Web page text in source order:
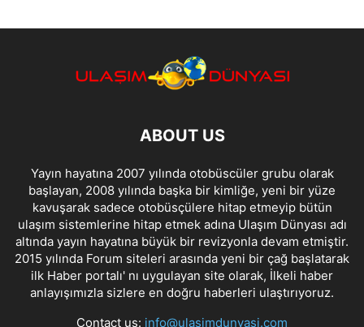
ABOUT US
Yayın hayatına 2007 yılında otobüscüler grubu olarak
başlayan, 2008 yılında başka bir kimliğe, yeni bir yüze
kavuşarak sadece otobüsçülere hitap etmeyip bütün
ulaşım sistemlerine hitap etmek adına Ulaşım Dünyası adı
altında yayın hayatına büyük bir revizyonla devam etmiştir.
2015 yılında Forum siteleri arasında yeni bir çağ başlatarak
ilk Haber portalı' nı uygulayan site olarak, İlkeli haber
anlayışımızla sizlere en doğru haberleri ulaştırıyoruz.
Contact us: info@ulasimdunyasi.com